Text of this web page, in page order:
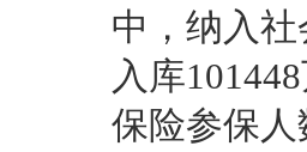
中，纳入
入库
保险参保